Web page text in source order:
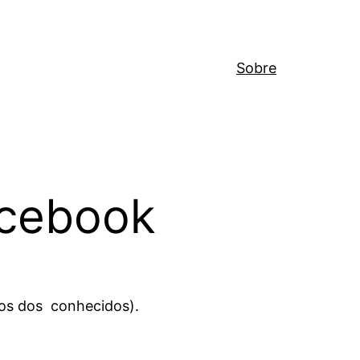
Sobre
dos conhecidos).